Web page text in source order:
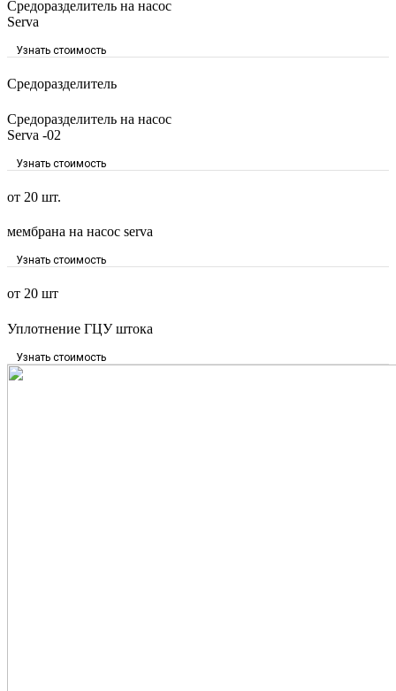
Средоразделитель на насос
Serva
Узнать стоимость
Средоразделитель
Средоразделитель на насос
Serva -02
Узнать стоимость
от 20 шт.
мембрана на насос serva
Узнать стоимость
от 20 шт
Уплотнение ГЦУ штока
Узнать стоимость